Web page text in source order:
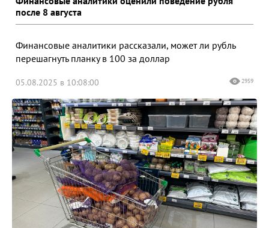
после 8 августа
Финансовые аналитики рассказали, может ли рубль
перешагнуть планку в 100 за доллар
05.08.2025 в 10:08:00 2959